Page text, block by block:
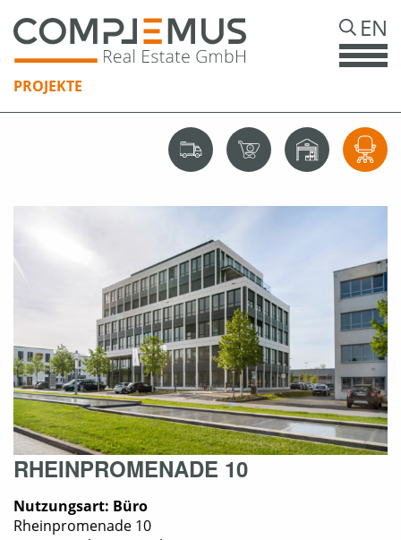
PROJEKTE
EN
RHEINPROMENADE 10
Nutzungsart: Büro
Rheinpromenade 10